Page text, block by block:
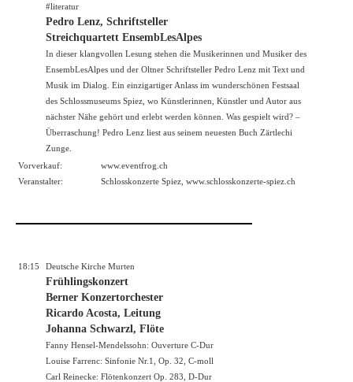
#literatur
Pedro Lenz, Schriftsteller
Streichquartett EnsembLesAlpes
In dieser klangvollen Lesung stehen die Musikerinnen und Musiker des
EnsembLesAlpes und der Oltner Schriftsteller Pedro Lenz mit Text und
Musik im Dialog. Ein einzigartiger Anlass im wunderschönen Festsaal
des Schlossmuseums Spiez, wo Künstlerinnen, Künstler und Autor aus
nächster Nähe gehört und erlebt werden können. Was gespielt wird? –
Überraschung! Pedro Lenz liest aus seinem neuesten Buch Zärtlechi
Zunge.
Vorverkauf:
www.eventfrog.ch
Veranstalter:
Schlosskonzerte Spiez, www.schlosskonzerte-spiez.ch
18:15 Deutsche Kirche Murten
Frühlingskonzert
Berner Konzertorchester
Ricardo Acosta, Leitung
Johanna Schwarzl, Flöte
Fanny Hensel-Mendelssohn: Ouverture C-Dur
Louise Farrenc: Sinfonie Nr.1, Op. 32, C-moll
Carl Reinecke: Flötenkonzert Op. 283, D-Dur